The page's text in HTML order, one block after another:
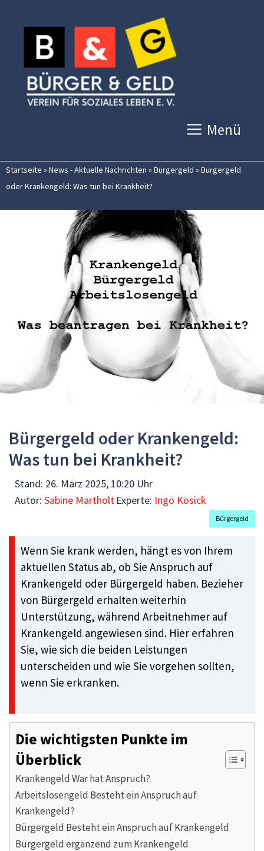
Inhalt
springen
Menü
Startseite » News - Aktuelle Nachrichten » Bürgergeld » Bürgergeld
oder Krankengeld: Was tun bei Krankheit?
Bürgergeld oder Krankengeld:
Was tun bei Krankheit?
Stand: 26. März 2025, 10:20 Uhr
Autor: Sabine Martholt Experte: Ingo Kosick
Bürgergeld
Wenn Sie krank werden, hängt es von Ihrem
aktuellen Status ab, ob Sie Anspruch auf
Krankengeld oder Bürgergeld haben. Bezieher
von Bürgergeld erhalten weiterhin
Unterstützung, während Arbeitnehmer auf
Krankengeld angewiesen sind. Hier erfahren
Sie, wie sich die beiden Leistungen
unterscheiden und wie Sie vorgehen sollten,
wenn Sie erkranken.
Die wichtigsten Punkte im
Überblick
Krankengeld War hat Anspruch?
Arbeitslosengeld Besteht ein Anspruch auf
Krankengeld?
Bürgergeld Besteht ein Anspruch auf Krankengeld
Bürgergeld ergänzend zum Krankengeld